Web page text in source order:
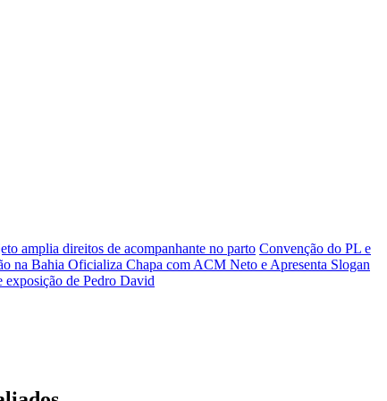
amplia direitos de acompanhante no parto Convenção do PL e
na Bahia Oficializa Chapa com ACM Neto e Apresenta Slogan
exposição de Pedro David